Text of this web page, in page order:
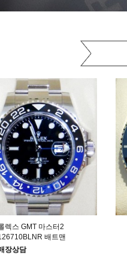
렉스 GMT 마스터2
배트맨
장상담